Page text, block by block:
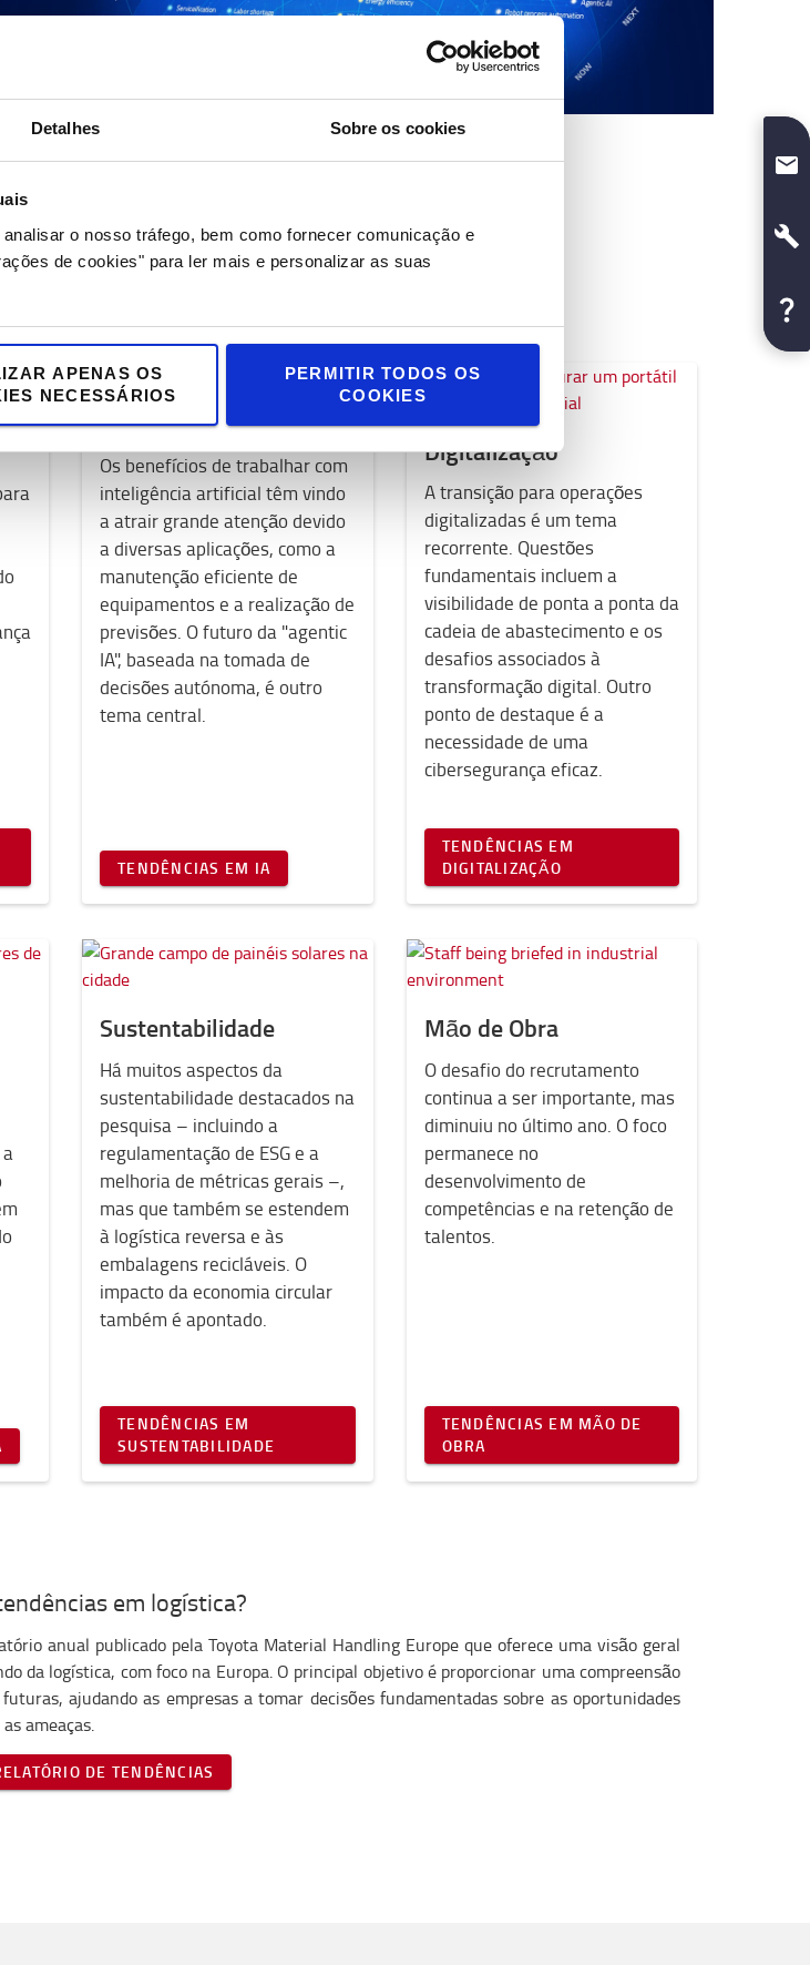
Detalhes Sobre os cookies
o nosso tráfego, bem como fornecer comunicação e
de cookies" para ler mais e personalizar as suas
APENAS OS
NECESSÁRIOS
PERMITIR TODOS OS
COOKIES
radar?
Logiconomi) para perceber quais os
Eis os principais resultados do inquérito de
Inteligência Artificial
Os benefícios de trabalhar com
inteligência artificial têm vindo
a atrair grande atenção devido
a diversas aplicações, como a
manutenção eficiente de
equipamentos e a realização de
previsões. O futuro da "agentic
IA", baseada na tomada de
decisões autónoma, é outro
tema central.
TENDÊNCIAS EM IA
Digitalização
A transição para operações
digitalizadas é um tema
recorrente. Questões
fundamentais incluem a
visibilidade de ponta a ponta da
cadeia de abastecimento e os
desafios associados à
transformação digital. Outro
ponto de destaque é a
necessidade de uma
cibersegurança eficaz.
TENDÊNCIAS EM
DIGITALIZAÇÃO
Sustentabilidade
Há muitos aspectos da
sustentabilidade destacados na
pesquisa – incluindo a
regulamentação de ESG e a
melhoria de métricas gerais –,
mas que também se estendem
à logística reversa e às
embalagens recicláveis. O
impacto da economia circular
também é apontado.
TENDÊNCIAS EM
SUSTENTABILIDADE
Mão de Obra
O desafio do recrutamento
continua a ser importante, mas
diminuiu no último ano. O foco
permanece no
desenvolvimento de
competências e na retenção de
talentos.
TENDÊNCIAS EM MÃO DE
OBRA
em logística?
anual publicado pela Toyota Material Handling Europe que oferece uma visão geral
da logística, com foco na Europa. O principal objetivo é proporcionar uma compreensão
ajudando as empresas a tomar decisões fundamentadas sobre as oportunidades
ameaças.
DE TENDÊNCIAS